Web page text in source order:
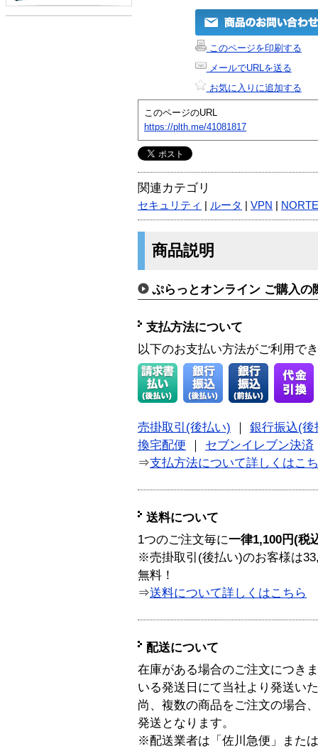
このページを印刷する
メールでURLを送る
お気に入りに追加する
このページのURL
https://plth.me/41081817
関連カテゴリ
セキュリティ ルータ VPN
商品説明
ぷらっとオンライン ご購入の
支払方法について
以下のお支払い方法がご利用で
売掛取引(後払い)
銀行振込(後
換宅配便
セブンイレブン決済
⇒支払方法について詳しくはこ
送料について
1つのご注文毎に一律1,100円(税
※売掛取引(後払い)のお客様は
無料！
⇒送料について詳しくはこちら
配送について
在庫がある場合のご注文につき
いる発送日にて当社より発送い
尚、複数の商品をご注文の場合
発送となります。
※配送業者は「佐川急便」また